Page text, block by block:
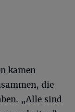
kamen
die
„Alle sind